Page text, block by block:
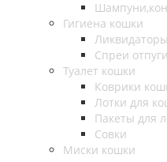
Гигиена кошки
Спреи
Туалет кошки
Коврики
Лотки для
Пакеты для
Совки
Миски кошки